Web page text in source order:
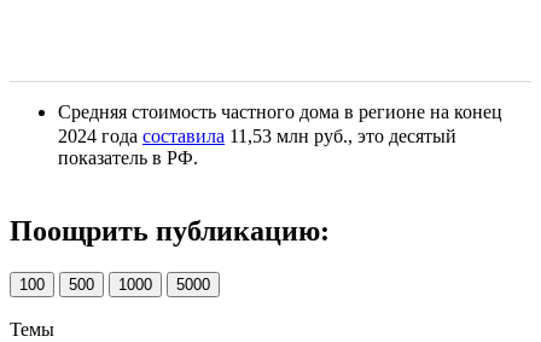
Средняя стоимость частного дома в регионе на конец
2024 года составила 11,53 млн руб., это десятый
показатель в РФ.
Поощрить публикацию:
100 500 1000 5000
Темы